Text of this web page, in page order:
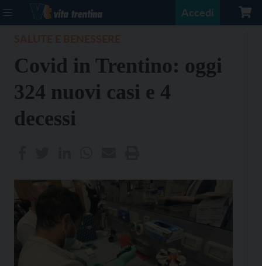
Accedi
Covid in Trentino: oggi
324 nuovi casi e 4
decessi